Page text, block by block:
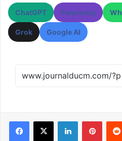
ChatGPT Perplexity
Grok Google AI